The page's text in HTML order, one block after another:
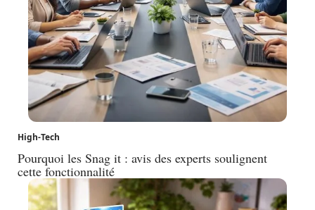
High-Tech
Pourquoi les Snag it : avis des experts soulignent
cette fonctionnalité